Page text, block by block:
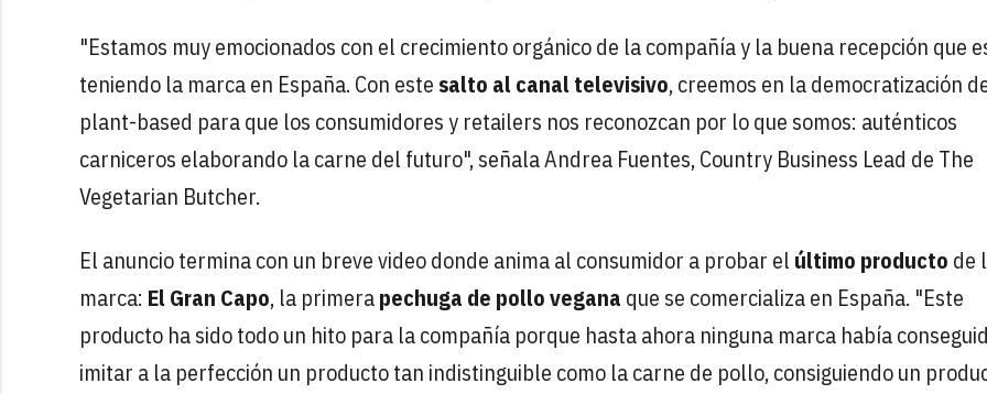
"Estamos muy emocionados con el crecimiento orgánico de la compañía y la buena recepción que
teniendo la marca en España. Con este salto al canal televisivo, creemos en la democratización
plant-based para que los consumidores y retailers nos reconozcan por lo que somos: auténticos
carniceros elaborando la carne del futuro", señala Andrea Fuentes, Country Business Lead de The
Vegetarian Butcher.
El anuncio termina con un breve video donde anima al consumidor a probar el último producto de
marca: El Gran Capo, la primerapechuga de pollo vegana que se comercializa en España. "Este
producto ha sido todo un hito para la compañía porque hasta ahora ninguna marca había
imitar a la perfección un producto tan indistinguible como la carne de pollo, consiguiendo un